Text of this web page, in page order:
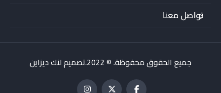
تواصل معنا
جميع الحقوق محفوظة. © 2022.تصميم لنك ديزاين